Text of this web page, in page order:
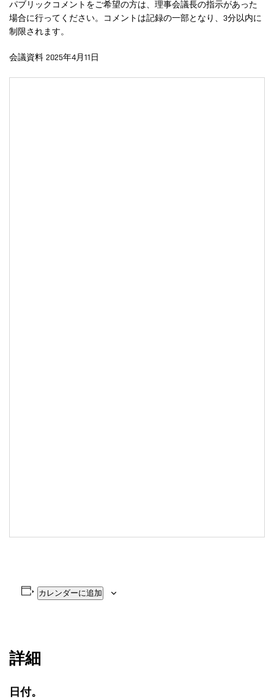
パブリックコメントをご希望の方は、理事会議長の指示があった
場合に行ってください。コメントは記録の一部となり、3分以内に
制限されます。
会議資料 2025年4月11日
カレンダーに追加
詳細
日付。